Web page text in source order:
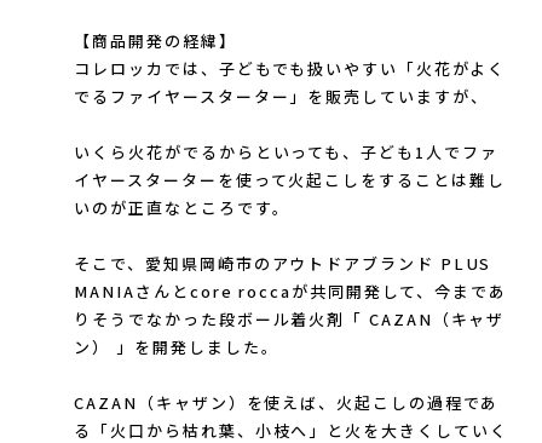
ミドリ安全
Hydrapak(ハイドラパック)
INSTINCT(インスティンクト)
Lithe Apparel（ライテ アパレル）
LUNA SANDALS(ルナサンダル)
MARSQUEST(マーズクエスト)
【商品開発の経緯】
コレロッカでは、子どもでも扱いやすい「火花がよく
でるファイヤースターター」を販売していますが、
いくら火花がでるからといっても、子ども1人でファ
イヤースターターを使って火起こしをすることは難し
いのが正直なところです。
そこで、愛知県岡崎市のアウトドアブランド PLUS
MANIAさんとcore roccaが共同開発して、今まであ
りそうでなかった段ボール着火剤「 CAZAN（キャザ
ン） 」を開発しました。
CAZAN（キャザン）を使えば、火起こしの過程であ
る「火口から枯れ葉、小枝へ」と火を大きくしていく